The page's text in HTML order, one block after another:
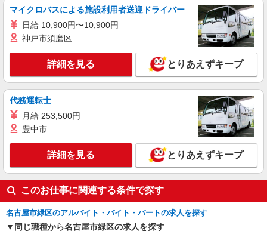
時給1600円〜 ※別途インセンティブ、職能評
価制度あり ※残業代支給 ★交通費別途支給（規定
あり） ゜+゜・。○。・゜+゜・。○。・゜+゜ 入
可能（規程有）★ ゜・。○。・゜+゜・。○。・゜
+゜
愛知県名古屋市緑区の家電量販店
キープ 詳細を見る
正社員
株式会社シエロ
【softbank】の携帯販売スタッフ
月給 201000円 〜231000円（経験・能力によ
る） 固定残業代: 11000円 〜11000円（7時間相
当） ＊時間外手当は時間外労働の有無にかかわら
ず、固定残業代として支給し、相当時間を超える
時間外労働分は法定どおり追加で支給します。 ■
その他賞与 年2回昇給 年1回販売手当、資格手当
扶養家族手当年末年始手当バースデー手当 ★交通
費全額支給 ゜+゜・。○。・゜+゜・。○。・゜+゜
入社祝い金10万円支給(規定有) お友達を紹介頂く
と, インセンティブ支給(規定有) ゜・。○。・゜
愛知県名古屋市緑区のsoftbankショップ
キープ 詳細を見る
マイクロバスによる施設利用者送迎ドライバー
日給 10,900円〜10,900円
神戸市須磨区
詳細を見る とりあえずキープ
代務運転士
月給 253,500円
豊中市
詳細を見る とりあえずキープ
このお仕事に関連する条件で探す
名古屋市緑区のアルバイト・バイト・パートの求人を探す
同じ職種から名古屋市緑区の求人を探す